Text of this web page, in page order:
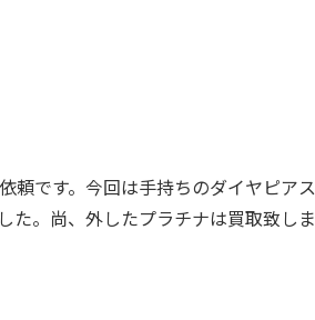
頼です。今回は手持ちのダイヤピアス
た。尚、外したプラチナは買取致しま